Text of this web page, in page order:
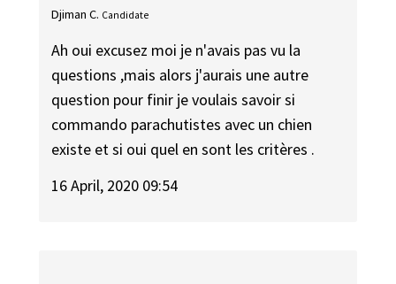
Djiman C. Candidate
Ah oui excusez moi je n'avais pas vu la
questions ,mais alors j'aurais une autre
question pour finir je voulais savoir si
commando parachutistes avec un chien
existe et si oui quel en sont les critères .
16 April, 2020 09:54